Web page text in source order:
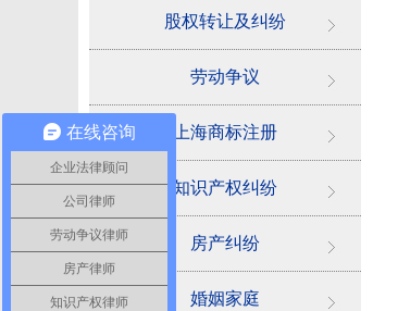
股权转让及纠纷
劳动争议
上海商标注册
知识产权纠纷
房产纠纷
婚姻家庭
在线咨询
企业法律顾问
公司律师
劳动争议律师
房产律师
知识产权律师